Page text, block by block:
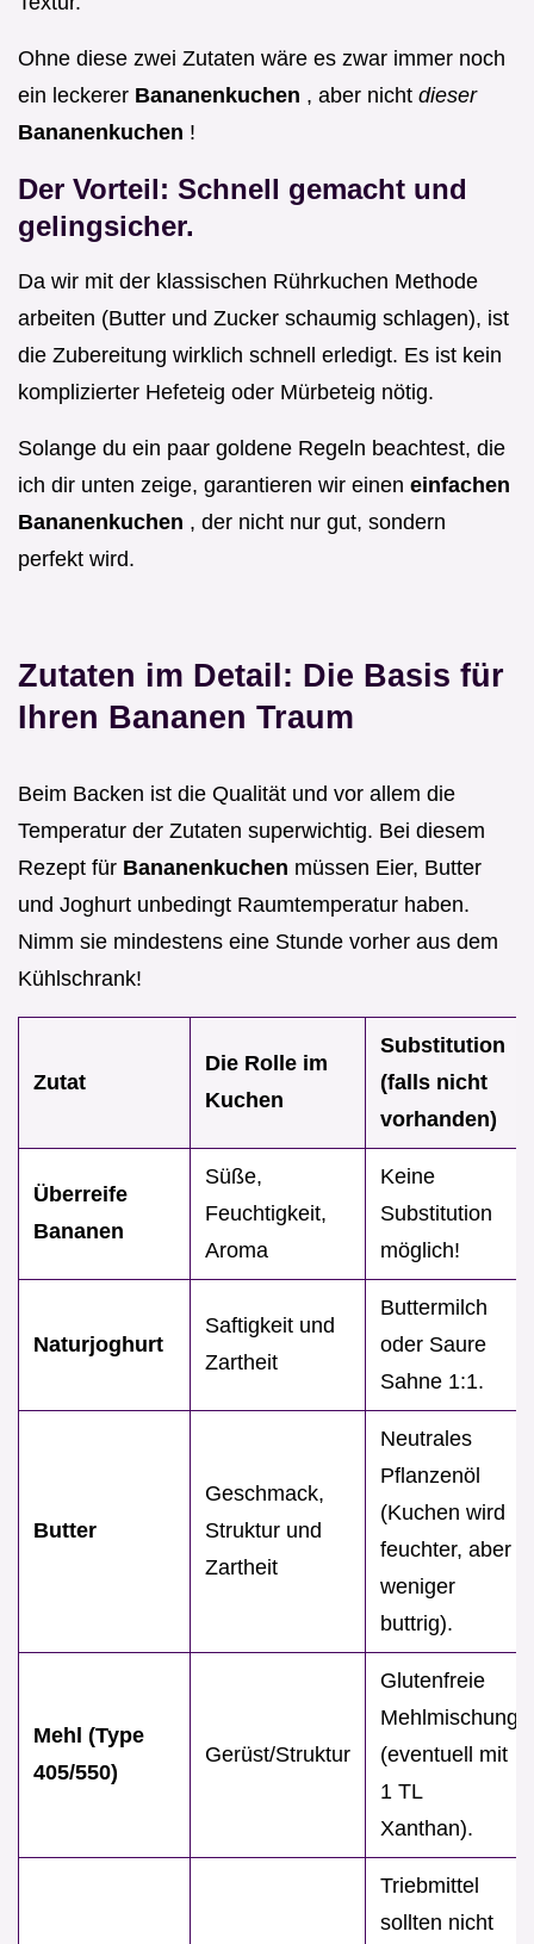
Ohne diese zwei Zutaten wäre es zwar immer noch
ein leckerer Bananenkuchen , aber nicht dieser
Bananenkuchen !
Der Vorteil: Schnell gemacht und
gelingsicher.
Da wir mit der klassischen Rührkuchen Methode
arbeiten (Butter und Zucker schaumig schlagen), ist
die Zubereitung wirklich schnell erledigt. Es ist kein
komplizierter Hefeteig oder Mürbeteig nötig.
Solange du ein paar goldene Regeln beachtest, die
ich dir unten zeige, garantieren wir einen einfachen
Bananenkuchen , der nicht nur gut, sondern
perfekt wird.
Zutaten im Detail: Die Basis für
Ihren Bananen Traum
Beim Backen ist die Qualität und vor allem die
Temperatur der Zutaten superwichtig. Bei diesem
Rezept für Bananenkuchen müssen Eier, Butter
und Joghurt unbedingt Raumtemperatur haben.
Nimm sie mindestens eine Stunde vorher aus dem
Kühlschrank!
Zutat
Die Rolle im
Kuchen
Substitution
(falls nicht
vorhanden)
Überreife
Bananen
Süße,
Feuchtigkeit,
Aroma
Keine
Substitution
möglich!
Naturjoghurt
Saftigkeit und
Zartheit
Buttermilch
oder Saure
Sahne 1:1.
Butter
Geschmack,
Struktur und
Zartheit
Neutrales
Pflanzenöl
(Kuchen wird
feuchter, aber
weniger
buttrig).
Mehl (Type
405/550)
Gerüst/Struktur
Glutenfreie
Mehlmischung
(eventuell mit
1 TL
Xanthan).
Triebmittel
sollten nicht